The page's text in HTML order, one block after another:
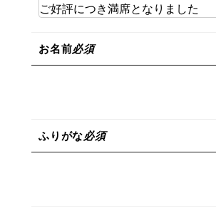
お名前必須
ふりがな必須